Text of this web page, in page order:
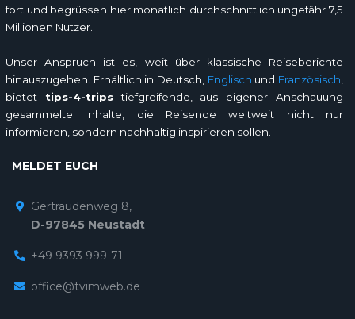
fort und begrüssen hier monatlich durchschnittlich ungefähr 7,5
Millionen Nutzer.
Unser Anspruch ist es, weit über klassische Reiseberichte
hinauszugehen. Erhältlich in Deutsch, Englisch und Französisch,
bietet tips-4-tripstiefgreifende, aus eigener Anschauung
gesammelte Inhalte, die Reisende weltweit nicht nur
informieren, sondern nachhaltig inspirieren sollen.
MELDET EUCH
Gertraudenweg 8,
D-97845 Neustadt
+49 9393 999-71
office@tvimweb.de